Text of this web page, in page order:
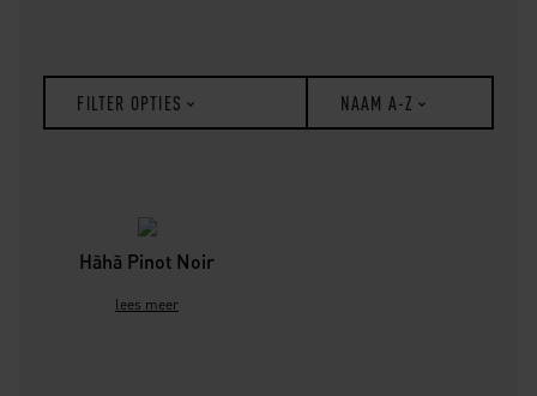
FILTER OPTIES NAAM A-Z
Hãhã Pinot Noir
lees meer